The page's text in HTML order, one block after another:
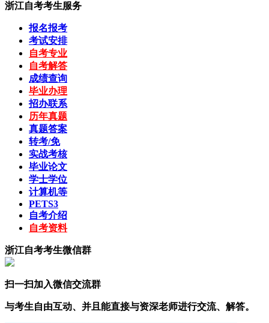
浙江自考考生服务
报名报考
考试安排
自考专业
自考解答
成绩查询
毕业办理
招办联系
历年真题
真题答案
转考/免
实战考核
毕业论文
学士学位
计算机等
PETS3
自考介绍
自考资料
浙江自考考生微信群
扫一扫加入微信交流群
与考生自由互动、并且能直接与资深老师进行交流、解答。